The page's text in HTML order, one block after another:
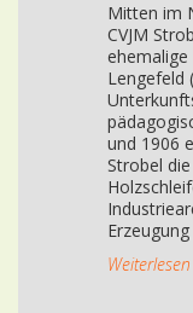
Mitten im
CVJM
ehemalige
Lengefeld
und 1906
Strobel
Weiterlesen